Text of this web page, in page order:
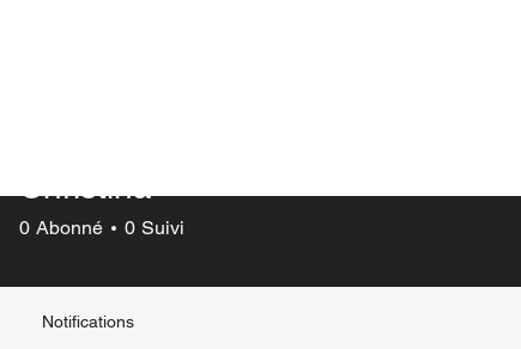
Christina
0 Abonné 0 Suivi
Notifications